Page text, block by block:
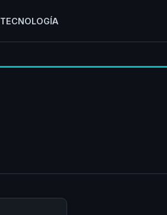
TECNOLOGÍA